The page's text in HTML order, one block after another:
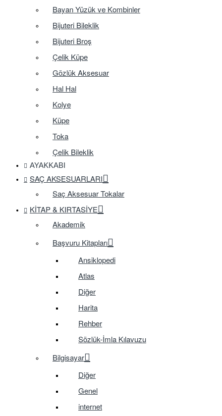
Bayan Yüzük ve Kombinler
Bijuteri Bileklik
Bijuteri Broş
Çelik Küpe
Gözlük Aksesuar
Hal Hal
Kolye
Küpe
Toka
Çelik Bileklik
AYAKKABI
SAÇ AKSESUARLARI
Saç Aksesuar Tokalar
KITAP & KIRTASIYE
Akademik
Başvuru Kitapları
Ansiklopedi
Atlas
Diğer
Harita
Rehber
Sözlük-İmla Kılavuzu
Bilgisayar
Diğer
Genel
internet